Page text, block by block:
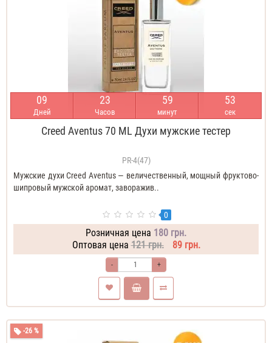
09
Дней
23
Часов
59
минут
52
сек
Creed Aventus 70 ML Духи мужские тестер
PR-4(47)
Мужские духи Creed Aventus — величественный, мощный фруктово-
шипровый мужской аромат, заворажив..
0
Розничная цена 180 грн.
Оптовая цена 121 грн. 89 грн.
- +
-26 %